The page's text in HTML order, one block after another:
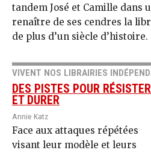
tandem José et Camille dans
renaître de ses cendres la
de plus d’un siècle d’histoire.
VIVENT NOS LIBRAIRIES
DES PISTES POUR RÉSISTER
ET DURER
Annie Katz
Face aux attaques répétées
visant leur modèle et leurs